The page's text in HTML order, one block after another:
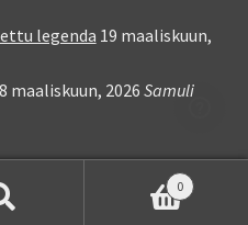
legenda 19 maaliskuun,
8 maaliskuun, 2026 Samuli
0